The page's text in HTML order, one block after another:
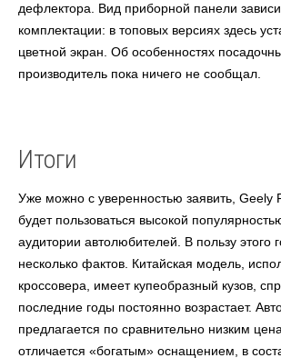
дефлектора. Вид приборной панели
комплектации: в топовых версиях здесь
цветной экран. Об особенностях
производитель пока ничего не сообщал.
Итоги
Уже можно с уверенностью заявить, Geely
будет пользоваться высокой
аудитории автолюбителей. В пользу этого
несколько фактов. Китайская модель,
кроссовера, имеет купеобразный кузов,
последние годы постоянно возрастает.
предлагается по сравнительно низким
отличается «богатым» оснащением, в